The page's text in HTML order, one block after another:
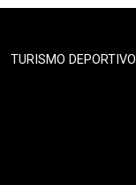
TURISMO DEPORTIVO